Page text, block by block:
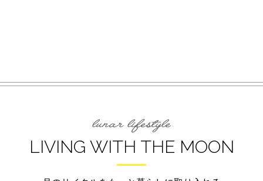
LIVING WITH THE MOON